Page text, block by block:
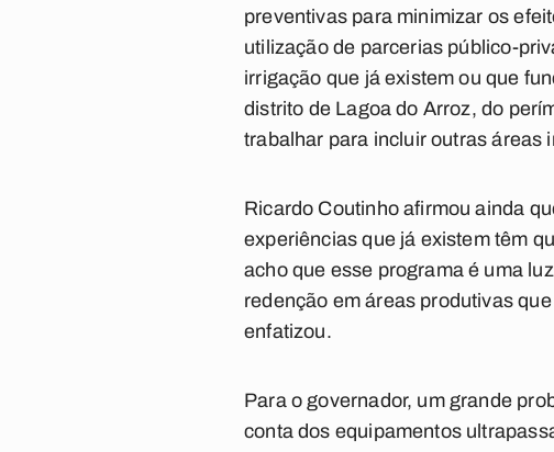
preventivas para minimizar os
utilização de parcerias público-
irrigação que já existem ou que
distrito de Lagoa do Arroz, do
trabalhar para incluir outras áreas
Ricardo Coutinho afirmou ainda
experiências que já existem têm
acho que esse programa é uma
redenção em áreas produtivas
enfatizou.
Para o governador, um grande
conta dos equipamentos